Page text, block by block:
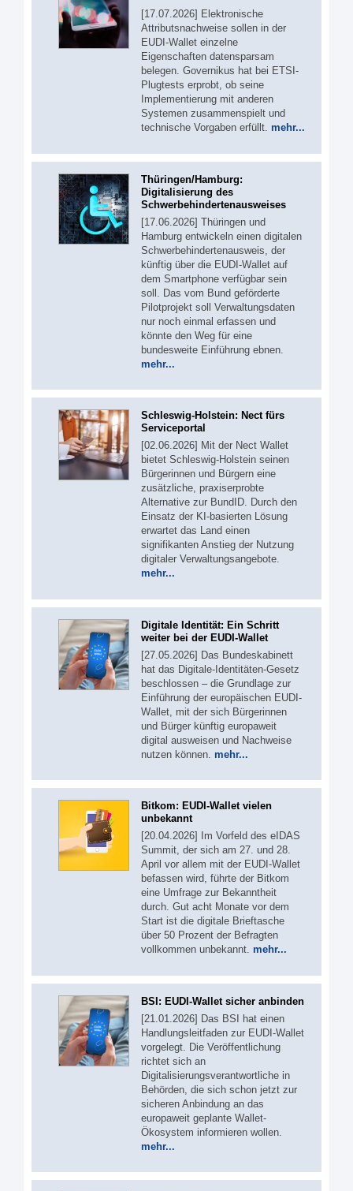
[17.07.2026] Elektronische
Attributsnachweise sollen in der
EUDI-Wallet einzelne
Eigenschaften datensparsam
belegen. Governikus hat bei ETSI-
Plugtests erprobt, ob seine
Implementierung mit anderen
Systemen zusammenspielt und
technische Vorgaben erfüllt. mehr...
Thüringen/Hamburg:
Digitalisierung des
Schwerbehindertenausweises
[17.06.2026] Thüringen und
Hamburg entwickeln einen digitalen
Schwerbehindertenausweis, der
künftig über die EUDI-Wallet auf
dem Smartphone verfügbar sein
soll. Das vom Bund geförderte
Pilotprojekt soll Verwaltungsdaten
nur noch einmal erfassen und
könnte den Weg für eine
bundesweite Einführung ebnen.
mehr...
Schleswig-Holstein: Nect fürs
Serviceportal
[02.06.2026] Mit der Nect Wallet
bietet Schleswig-Holstein seinen
Bürgerinnen und Bürgern eine
zusätzliche, praxiserprobte
Alternative zur BundID. Durch den
Einsatz der KI-basierten Lösung
erwartet das Land einen
signifikanten Anstieg der Nutzung
digitaler Verwaltungsangebote.
mehr...
Digitale Identität: Ein Schritt
weiter bei der EUDI-Wallet
[27.05.2026] Das Bundeskabinett
hat das Digitale-Identitäten-Gesetz
beschlossen – die Grundlage zur
Einführung der europäischen EUDI-
Wallet, mit der sich Bürgerinnen
und Bürger künftig europaweit
digital ausweisen und Nachweise
nutzen können. mehr...
Bitkom: EUDI-Wallet vielen
unbekannt
[20.04.2026] Im Vorfeld des eIDAS
Summit, der sich am 27. und 28.
April vor allem mit der EUDI-Wallet
befassen wird, führte der Bitkom
eine Umfrage zur Bekanntheit
durch. Gut acht Monate vor dem
Start ist die digitale Brieftasche
über 50 Prozent der Befragten
vollkommen unbekannt. mehr...
BSI: EUDI-Wallet sicher anbinden
[21.01.2026] Das BSI hat einen
Handlungsleitfaden zur EUDI-Wallet
vorgelegt. Die Veröffentlichung
richtet sich an
Digitalisierungsverantwortliche in
Behörden, die sich schon jetzt zur
sicheren Anbindung an das
europaweit geplante Wallet-
Ökosystem informieren wollen.
mehr...